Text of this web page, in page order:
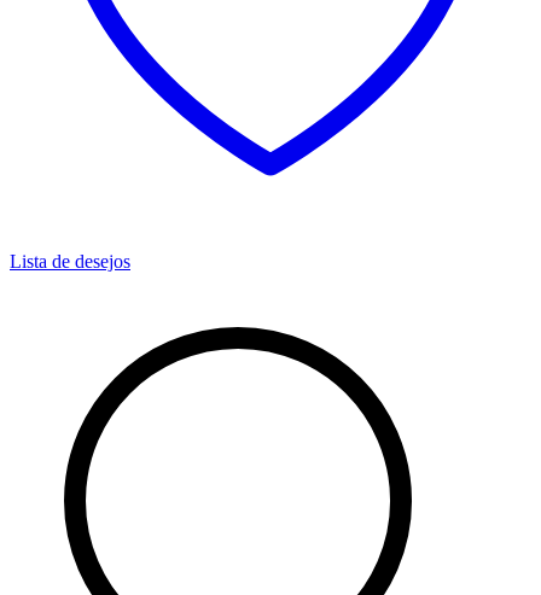
Lista de desejos